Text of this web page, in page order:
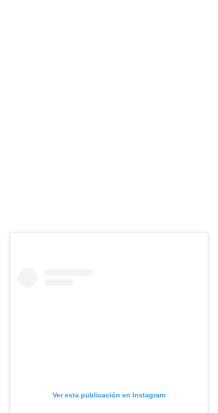
Ver esta publicación en Instagram